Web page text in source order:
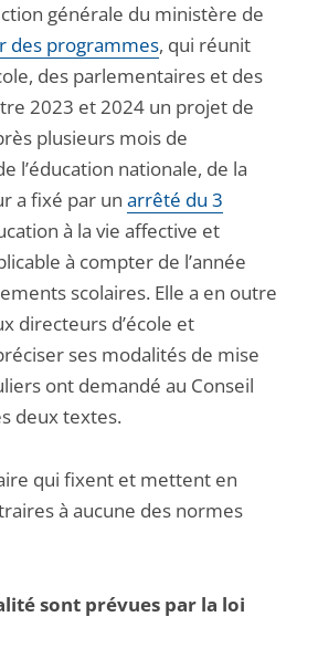
générale du ministère de
des programmes, qui réunit
des parlementaires et des
2023 et 2024 un projet de
plusieurs mois de
l’éducation nationale, de la
a fixé par un arrêté du 3
à la vie affective et
à compter de l’année
scolaires. Elle a en outre
directeurs d’école et
ses modalités de mise
ont demandé au Conseil
deux textes.
qui fixent et mettent en
à aucune des normes
sont prévues par la loi